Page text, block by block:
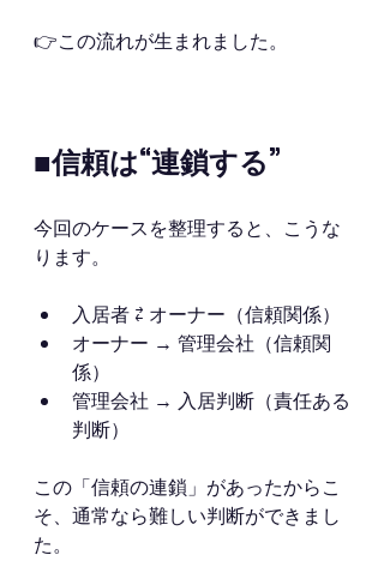
👉この流れが生まれました。
■信頼は“連鎖する”
今回のケースを整理すると、こうな
ります。
入居者 ⇄ オーナー（信頼関係）
オーナー → 管理会社（信頼関
係）
管理会社 → 入居判断（責任ある
判断）
この「信頼の連鎖」があったからこ
そ、通常なら難しい判断ができまし
た。